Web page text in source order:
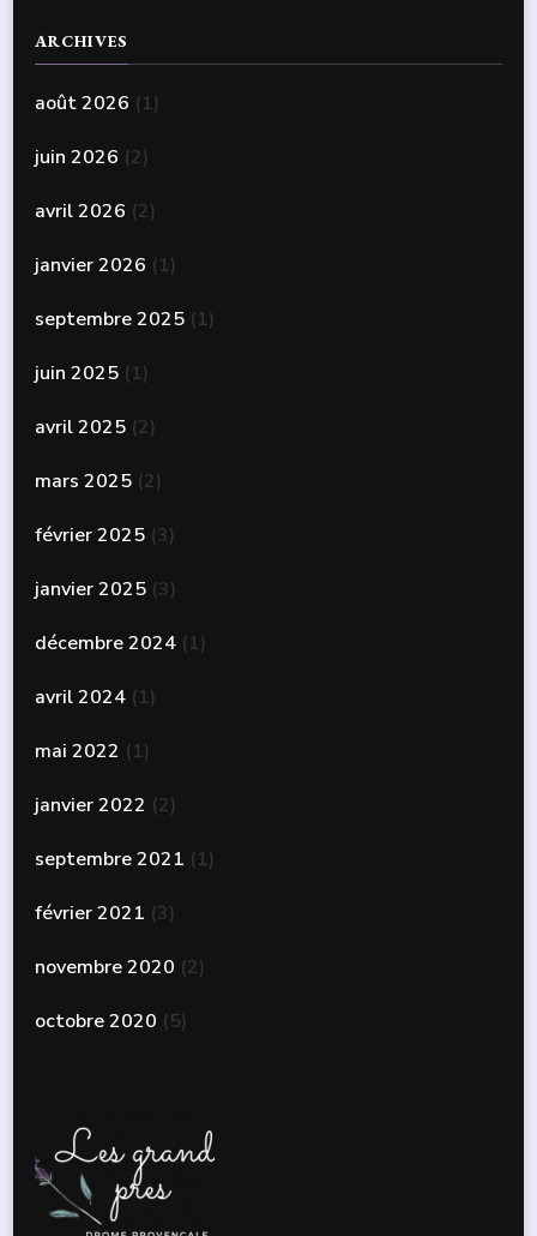
ARCHIVES
août 2026 (1)
juin 2026 (2)
avril 2026 (2)
janvier 2026 (1)
septembre 2025 (1)
juin 2025 (1)
avril 2025 (2)
mars 2025 (2)
février 2025 (3)
janvier 2025 (3)
décembre 2024 (1)
avril 2024 (1)
mai 2022 (1)
janvier 2022 (2)
septembre 2021 (1)
février 2021 (3)
novembre 2020 (2)
octobre 2020 (5)